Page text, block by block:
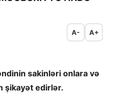
A- A+
sakinləri onlara və
şikayət edirlər.